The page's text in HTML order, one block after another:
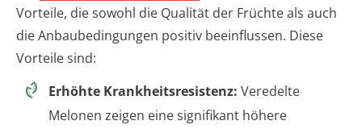
Vorteile, die sowohl die Qualität der Früchte als auch
die Anbaubedingungen positiv beeinflussen. Diese
Vorteile sind:
Erhöhte Krankheitsresistenz: Veredelte
Melonen zeigen eine signifikant höhere